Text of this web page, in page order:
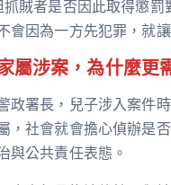
賊者是否因此取得懲罰
會因為一方先犯罪，就
屬涉案，為什麼更
政署長，兒子涉入案件
，社會就會擔心偵辦是
與公共責任表態。